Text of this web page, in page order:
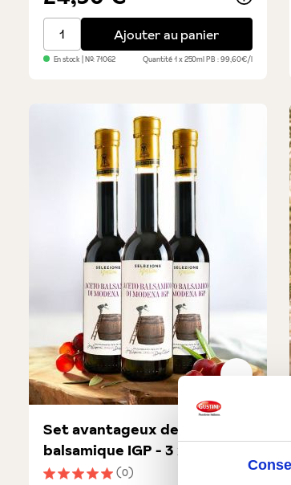
Giusti Il Denso - 3 médailles d'or
Ajouter au panier
En stock | №:71062 Quantité1 x 250mlPB : 99,60€/l
(0)
Set avantageux de Vinaigre
balsamique IGP - 3 x 250 ml